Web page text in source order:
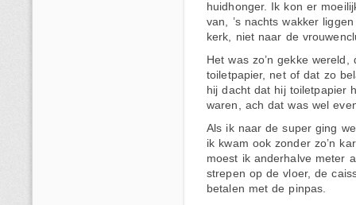
huidhonger. Ik kon er
van, ’s nachts wakker
kerk, niet naar de
Het was zo’n gekke
toiletpapier, net of dat zo
hij dacht dat hij toiletpapier
waren, ach dat was wel
Als ik naar de super ging
ik kwam ook zonder zo’n
moest ik anderhalve meter
strepen op de vloer, de
betalen met de pinpas.